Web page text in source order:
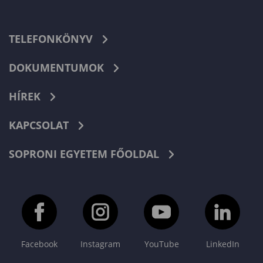
TELEFONKÖNYV
DOKUMENTUMOK
HÍREK
KAPCSOLAT
SOPRONI EGYETEM FŐOLDAL
Facebook Instagram YouTube LinkedIn